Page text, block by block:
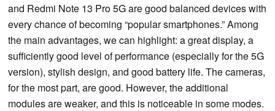
and Redmi Note 13 Pro 5G are good balanced devices with
every chance of becoming “popular smartphones.” Among
the main advantages, we can highlight: a great display, a
sufficiently good level of performance (especially for the 5G
version), stylish design, and good battery life. The cameras,
for the most part, are good. However, the additional
modules are weaker, and this is noticeable in some modes.